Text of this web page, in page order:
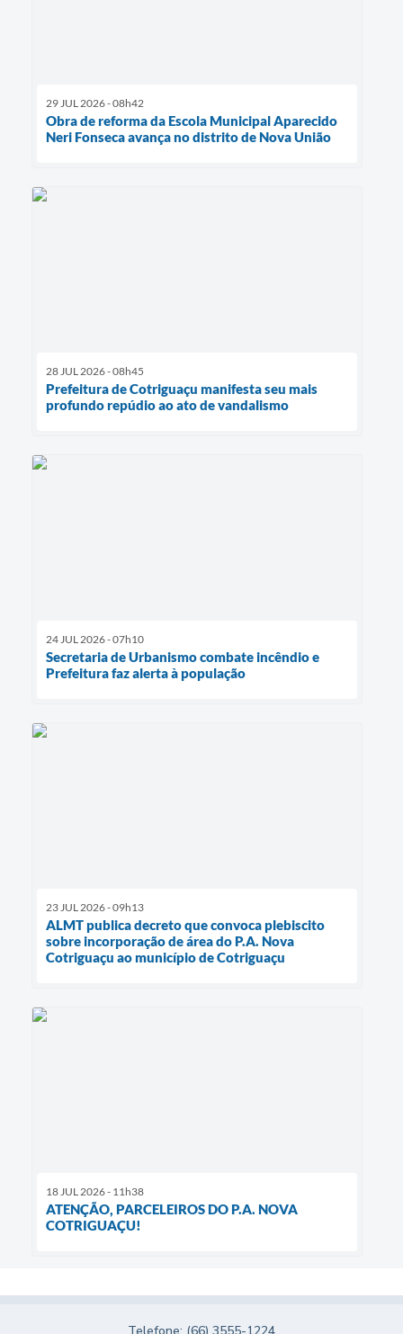
29 JUL 2026 - 08h42
Obra de reforma da Escola Municipal Aparecido
Neri Fonseca avança no distrito de Nova União
28 JUL 2026 - 08h45
Prefeitura de Cotriguaçu manifesta seu mais
profundo repúdio ao ato de vandalismo
24 JUL 2026 - 07h10
Secretaria de Urbanismo combate incêndio e
Prefeitura faz alerta à população
23 JUL 2026 - 09h13
ALMT publica decreto que convoca plebiscito
sobre incorporação de área do P.A. Nova
Cotriguaçu ao município de Cotriguaçu
18 JUL 2026 - 11h38
ATENÇÃO, PARCELEIROS DO P.A. NOVA
COTRIGUAÇU!
Telefone: (66) 3555-1224